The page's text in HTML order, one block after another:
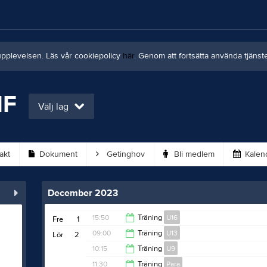
Läs vår cookiepolicy här. Genom att fortsätta använda
Välj lag
Dokument Getinghov Bli medlem
December 2023
1
Fre 15:50 Träning U16
16:50
2
Lör 09:00 Träning U13
10:00
10:15 Träning U9
11:30 Träning Para